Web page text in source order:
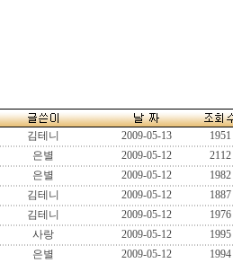
김테니 2009-05-13
1951
은별 2009-05-12
2112
은별 2009-05-12
1982
김테니 2009-05-12
1887
김테니 2009-05-12
1976
사랑 2009-05-12
1995
은별 2009-05-12
1994